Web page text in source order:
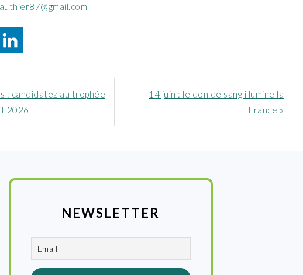
: candidatez au trophée
2026
Article
14 juin : le don de sang illumine la
France »
NEWSLETTER